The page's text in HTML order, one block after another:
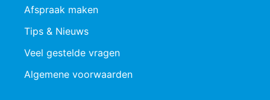
Afspraak maken
Tips & Nieuws
Veel gestelde vragen
Algemene voorwaarden